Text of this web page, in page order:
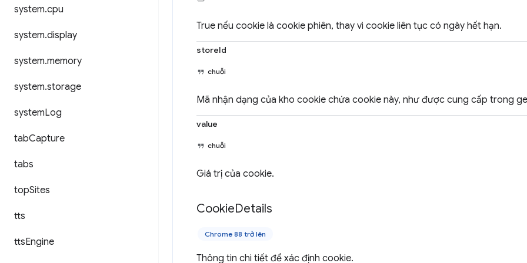
system.cpu
system.display
system.memory
system.storage
systemLog
tabCapture
tabs
topSites
tts
ttsEngine
True nếu cookie là cookie phiên, thay vì cookie liên tục có ngày hết hạn.
storeId
chuỗi
Mã nhận dạng của kho cookie chứa cookie này, như được cung cấp trong
value
chuỗi
Giá trị của cookie.
CookieDetails
Chrome 88 trở lên
Thông tin chi tiết để xác định cookie.